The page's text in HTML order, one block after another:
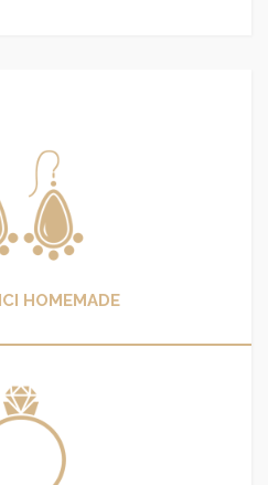
HOMEMADE